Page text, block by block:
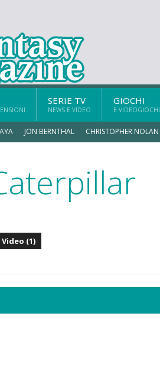
SERIE TV
NEWS E VIDEO
GIOCHI
E VIDEOGIOCHI
JON BERNTHAL CHRISTOPHER NOLAN
Video (1)